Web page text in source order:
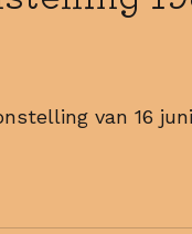
van 16